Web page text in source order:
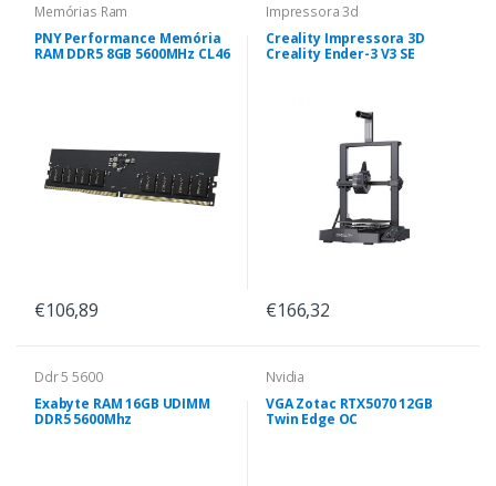
Memórias Ram
PNY Performance Memória
RAM DDR5 8GB 5600MHz CL46
€106,89
Impressora 3d
Creality Impressora 3D
Creality Ender-3 V3 SE
€166,32
Ddr 5 5600
Exabyte RAM 16GB UDIMM
DDR5 5600Mhz
Nvidia
VGA Zotac RTX5070 12GB
Twin Edge OC